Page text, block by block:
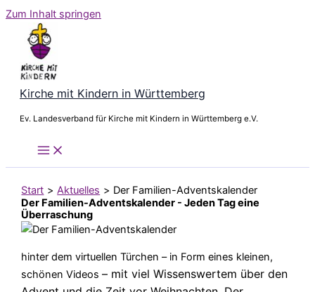
Zum Inhalt springen
Kirche mit Kindern in Württemberg
Ev. Landesverband für Kirche mit Kindern in Württemberg e.V.
Start Aktuelles
Der Familien-Adventskalender
Der Familien-Adventskalender - Jeden Tag eine
Überraschung
hinter dem virtuellen Türchen – in Form eines kleinen,
schönen Videos– mit viel Wissenswertem über den